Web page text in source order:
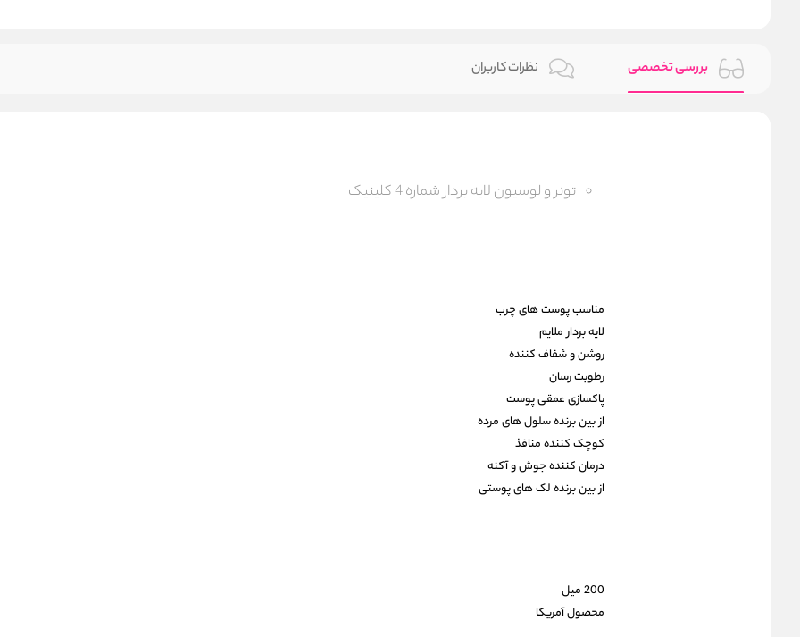
بررسی تخصصی نظرات کاربران
تونر و لوسیون لایه بردار شماره 4 کلینیک
مناسب پوست های چرب
لایه بردار ملایم
روشن و شفاف کننده
رطوبت رسان
پاکسازی عمقی پوست
از بین برنده سلول های مرده
کوچک کننده منافذ
درمان کننده جوش و آکنه
از بین برنده لک های پوستی
200 میل
محصول آمریکا